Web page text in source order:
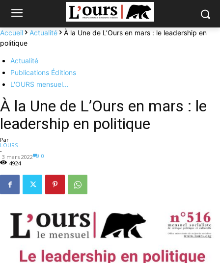
Accueil Actualité
À la Une de L’Ours en mars : le leadership en
politique
Actualité
Publications Éditions
L'OURS mensuel…
À la Une de L’Ours en mars : le
leadership en politique
Par
LOURS
-
3 mars 2022
0
4924